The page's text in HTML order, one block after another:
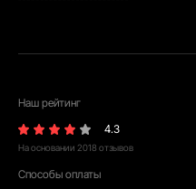
Наш рейтинг
4.3
На основании 2018 отзывов
Способы оплаты